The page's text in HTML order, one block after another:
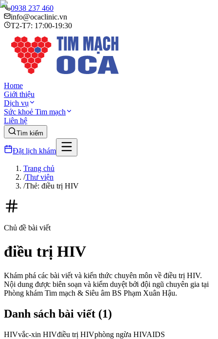
0938 237 460
info@ocaclinic.vn
T2-T7: 17:00-19:30
Home
Giới thiệu
Dịch vụ
Sức khoẻ Tim mạch
Liên hệ
Tìm kiếm
Đặt lịch khám
Trang chủ
/Thư viện
/Thẻ: điều trị HIV
Chủ đề bài viết
điều trị HIV
Khám phá các bài viết và kiến thức chuyên môn về điều trị HIV.
Nội dung được biên soạn và kiểm duyệt bởi đội ngũ chuyên gia tại
Phòng khám Tim mạch & Siêu âm BS Phạm Xuân Hậu.
Danh sách bài viết (1)
HIVvắc-xin HIVđiều trị HIVphòng ngừa HIVAIDS